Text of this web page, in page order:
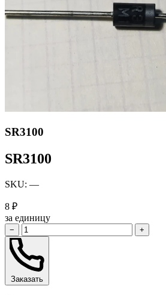
SR3100
SR3100
SKU: —
8 ₽
за единицу
− +
Заказать